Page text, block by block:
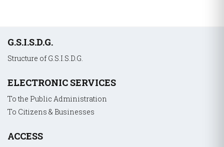
Υποσέλιδο
G.S.I.S.D.G.
Structure of G.S.I.S.D.G.
ELECTRONIC SERVICES
To the Public Administration
To Citizens & Businesses
ACCESS